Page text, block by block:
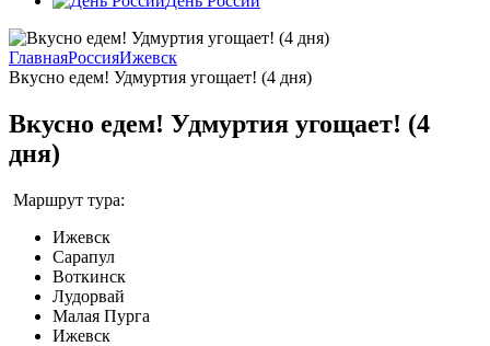
ГлавнаяРоссияИжевск
Вкусно едем! Удмуртия угощает! (4 дня)
Вкусно едем! Удмуртия угощает! (4
дня)
Маршрут тура:
Ижевск
Сарапул
Воткинск
Лудорвай
Малая Пурга
Ижевск